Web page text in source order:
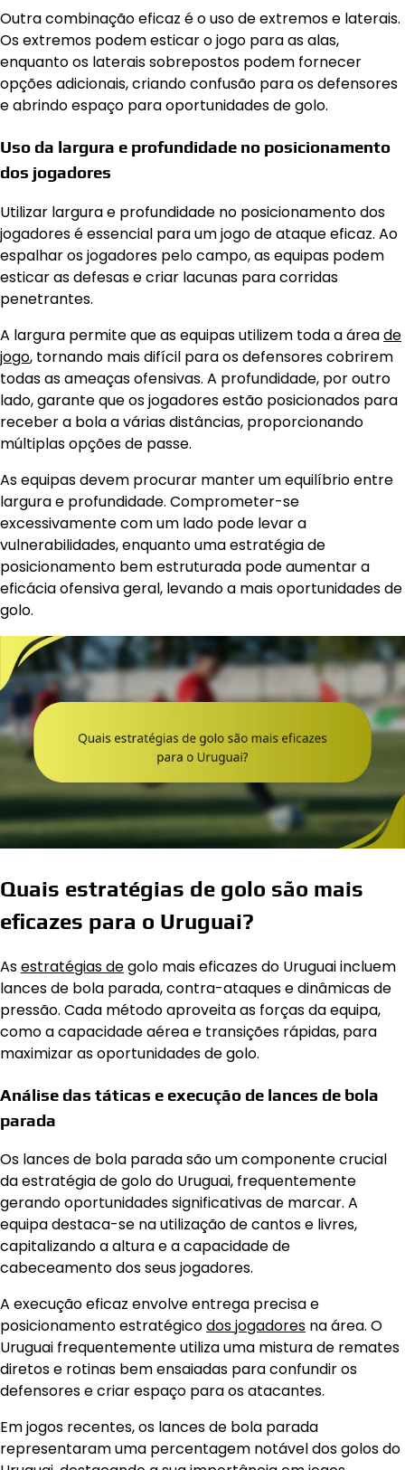
Outra combinação eficaz é o uso de extremos e laterais.
Os extremos podem esticar o jogo para as alas,
enquanto os laterais sobrepostos podem fornecer
opções adicionais, criando confusão para os defensores
e abrindo espaço para oportunidades de golo.
Uso da largura e profundidade no posicionamento
dos jogadores
Utilizar largura e profundidade no posicionamento dos
jogadores é essencial para um jogo de ataque eficaz. Ao
espalhar os jogadores pelo campo, as equipas podem
esticar as defesas e criar lacunas para corridas
penetrantes.
A largura permite que as equipas utilizem toda a áreade
jogo, tornando mais difícil para os defensores cobrirem
todas as ameaças ofensivas. A profundidade, por outro
lado, garante que os jogadores estão posicionados para
receber a bola a várias distâncias, proporcionando
múltiplas opções de passe.
As equipas devem procurar manter um equilíbrio entre
largura e profundidade. Comprometer-se
excessivamente com um lado pode levar a
vulnerabilidades, enquanto uma estratégia de
posicionamento bem estruturada pode aumentar a
eficácia ofensiva geral, levando a mais oportunidades de
golo.
Quais estratégias de golo são mais
eficazes para o Uruguai?
Asestratégias degolo mais eficazes do Uruguai incluem
lances de bola parada, contra-ataques e dinâmicas de
pressão. Cada método aproveita as forças da equipa,
como a capacidade aérea e transições rápidas, para
maximizar as oportunidades de golo.
Análise das táticas e execução de lances de bola
parada
Os lances de bola parada são um componente crucial
da estratégia de golo do Uruguai, frequentemente
gerando oportunidades significativas de marcar. A
equipa destaca-se na utilização de cantos e livres,
capitalizando a altura e a capacidade de
cabeceamento dos seus jogadores.
A execução eficaz envolve entrega precisa e
posicionamento estratégicodos jogadores na área. O
Uruguai frequentemente utiliza uma mistura de remates
diretos e rotinas bem ensaiadas para confundir os
defensores e criar espaço para os atacantes.
Em jogos recentes, os lances de bola parada
representaram uma percentagem notável dos golos do